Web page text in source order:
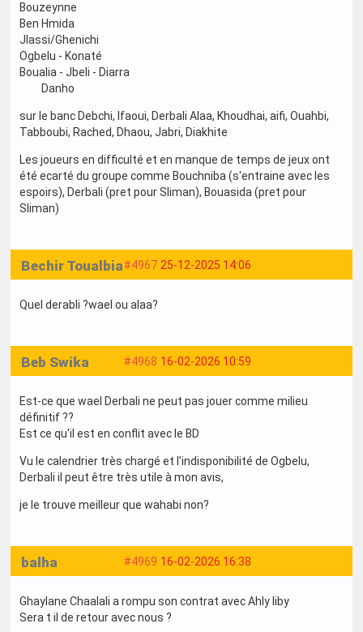
Bouzeynne
Ben Hmida
Jlassi/Ghenichi
Ogbelu - Konaté
Boualia - Jbeli - Diarra
Danho
sur le banc Debchi, Ifaoui, Derbali Alaa, Khoudhai, aifi, Ouahbi,
Tabboubi, Rached, Dhaou, Jabri, Diakhite
Les joueurs en difficulté et en manque de temps de jeux ont
été ecarté du groupe comme Bouchniba (s'entraine avec les
espoirs), Derbali (pret pour Sliman), Bouasida (pret pour
Sliman)
#4967 25-12-2025 14:06
Bechir Toualbia
Quel derabli ?wael ou alaa?
#4968 16-02-2026 10:59
Beb Swika
Est-ce que wael Derbali ne peut pas jouer comme milieu
définitif ??
Est ce qu'il est en conflit avec le BD
Vu le calendrier très chargé et l'indisponibilité de Ogbelu,
Derbali il peut être très utile à mon avis,
je le trouve meilleur que wahabi non?
#4969 16-02-2026 16:38
balha
Ghaylane Chaalali a rompu son contrat avec Ahly liby
Sera t il de retour avec nous ?